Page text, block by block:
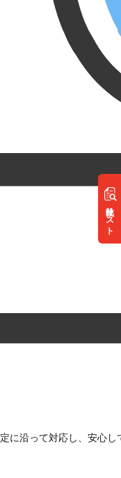
リスト
に沿って対応し、安心